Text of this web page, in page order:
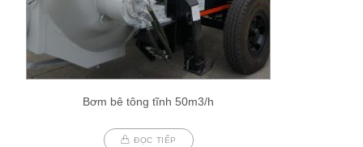
Bơm bê tông tĩnh 50m3/h
ĐỌC TIẾP